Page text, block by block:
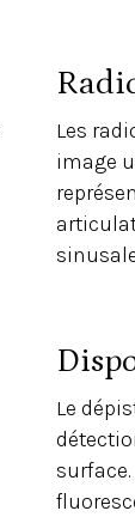
Les
image
Le